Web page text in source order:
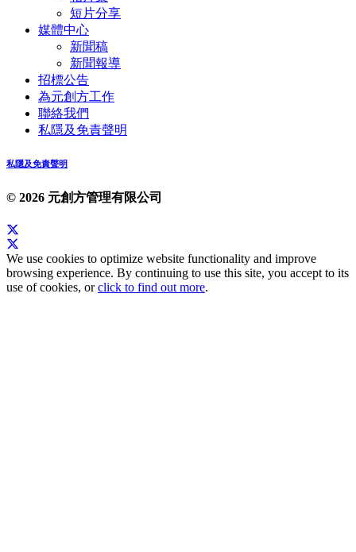
短片分享
媒體中心
新聞稿
新聞報導
招標公告
為元創方工作
聯絡我們
私隱及免責聲明
私隱及免責聲明
© 2026 元創方管理有限公司
We use cookies to optimize website functionality and improve
browsing experience. By continuing to use this site, you accept to its
use of cookies, orclick to find out more.